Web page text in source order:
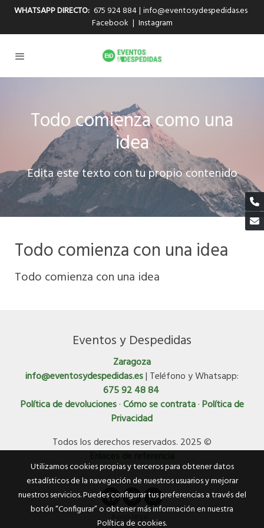
WHATSAPP DIRECTO: 675 924 884| info@eventosydespedidas.es
Facebook | Instagram
Todo comienza como una
idea
Edita este texto con tu propio contenido
Todo comienza con una idea
Todo comienza con una idea
Eventos y Despedidas
Zaragoza
info@eventosydespedidas.es| Teléfono y Whatsapp:
675 92 48 84
Política de devoluciones·Cómo se contrata·Política de
Privacidad
Todos los derechos reservados. 2025 ©
Aviso legal
Utilizamos cookies propias y terceros para obtener datos
estadísticos de la navegación de nuestros usuarios y mejorar
nuestros servicios. Puedes configurar tus preferencias a través del
botón “Configurar” o obtener más información en nuestra
Política de cookies.